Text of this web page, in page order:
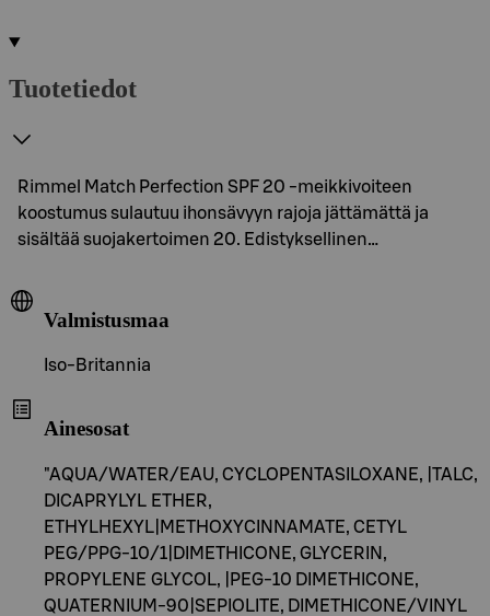
Tuotetiedot
Rimmel Match Perfection SPF 20 -meikkivoiteen
koostumus sulautuu ihonsävyyn rajoja jättämättä ja
sisältää suojakertoimen 20. Edistyksellinen…
Valmistusmaa
Iso-Britannia
Ainesosat
"AQUA/WATER/EAU, CYCLOPENTASILOXANE, |TALC,
DICAPRYLYL ETHER,
ETHYLHEXYL|METHOXYCINNAMATE, CETYL
PEG/PPG-10/1|DIMETHICONE, GLYCERIN,
PROPYLENE GLYCOL, |PEG-10 DIMETHICONE,
QUATERNIUM-90|SEPIOLITE, DIMETHICONE/VINYL